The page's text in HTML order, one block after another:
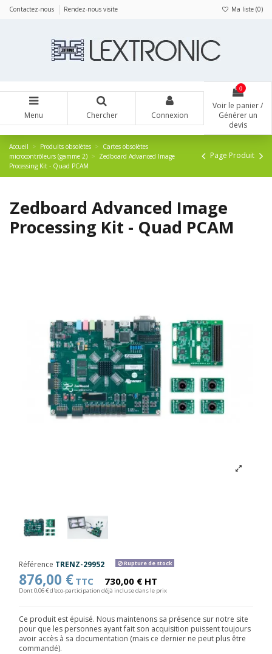
Contactez-nous Rendez-nous visite Ma liste (0)
Menu Chercher Connexion
0
Voir le panier /
Générer un
devis
Accueil Produits obsolètes
Cartes obsolètes
microcontrôleurs (gamme 2)
Zedboard Advanced Image
Processing Kit - Quad PCAM
Page Produit
Zedboard Advanced Image
Processing Kit - Quad PCAM
Référence TRENZ-29952 Rupture de stock
876,00 € TTC 730,00 € HT
Dont 0,06 € d'eco-participation déjà incluse dans le prix
Ce produit est épuisé. Nous maintenons sa présence sur notre site
pour que les personnes ayant fait son acquisition puissent toujours
avoir accès à sa documentation (mais ce dernier ne peut plus être
commandé).
Panneau de gestion des cookies